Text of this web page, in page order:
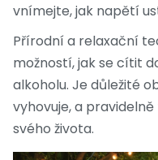
vnímejte, jak napětí
Přírodní a relaxační
možností, jak se cítit
alkoholu. Je důležité
vyhovuje, a
svého života.